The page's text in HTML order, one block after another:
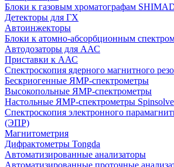
Блоки к газовым хроматографам
Детекторы для ГХ
Автоинжекторы
Блоки к атомно-абсорбционным
Автодозаторы для ААС
Приставки к ААС
Спектроскопия ядерного магнитного
Бескриогенные ЯМР‑спектрометры
Высокопольные ЯМР‑спектрометры
Настольные ЯМР‑спектрометры Spinsolve
Спектроскопия электронного
(ЭПР)
Магнитометрия
Дифрактометры Tongda
Автоматизированные анализаторы
Автоматизированные проточные